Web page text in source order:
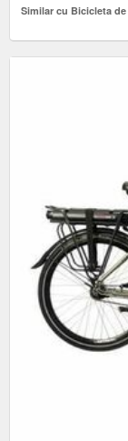
Similar cu Bicicleta